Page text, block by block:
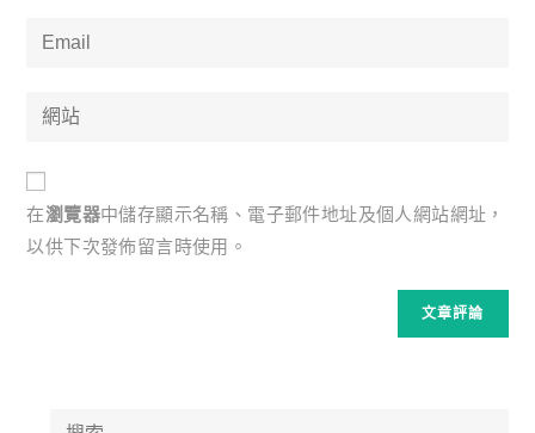
Enter
address
Enter
URL
(optional)
在瀏覽器中儲存顯示名稱、電子郵件地址及個人網站網址，
以供下次發佈留言時使用。
Search